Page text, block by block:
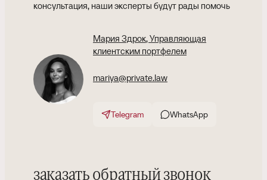
консультация, наши эксперты будут рады помочь
Мария Здрок, Управляющая
клиентским портфелем
mariya@private.law
Telegram WhatsApp
заказать обратный звонок